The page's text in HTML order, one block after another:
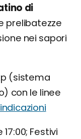
di
prelibatezze
nei sapori
(sistema
con le linee
Festivi